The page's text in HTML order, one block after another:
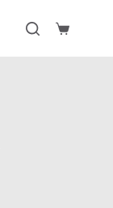
Coș